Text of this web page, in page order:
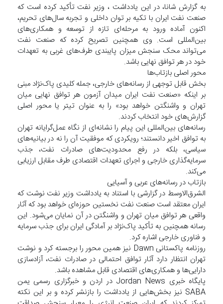
به گزارش شانا، در این یادداشت ، وزیر نفت تأکید کرده است که
صنعت نفت ایران با تکیه بر توان داخلی و تجربه سال‌های تحریم،
اکنون آماده ورود به مرحله‌ای تازه از توسعه و همکاری‌های
بین‌المللی است. وی همچنین تصریح کرده که صنعت نفت
می‌تواند محک سنجش میزان پایبندی طرف‌های غربی به تعهدات
خود در هر توافق نهایی باشد.
محور اصلی بازتاب‌ها
بخش قابل توجهی از رسانه‌های خارجی، جمله کلیدی پاک‌نژاد مبنی
بر اینکه «صنعت نفت ایران میدان آزمون هر توافق نهایی میان
تهران و واشنگتن خواهد بود» را به عنوان تیتر یا محور اصلی
گزارش‌های خود انتخاب کردند.
رسانه‌های بین‌المللی این پیام را نشانه‌ای از نگاه عمل‌گرایانه تهران
به توافق اخیر دانستند؛ رویکردی که موفقیت آن را نه در بیانیه‌های
سیاسی، بلکه در رفع محدودیت‌های صادرات نفت، جذب
سرمایه‌گذاری خارجی و اجرای تعهدات اقتصادی طرف مقابل ارزیابی
می‌کند.
بازتاب در رسانه‌های عربی و آسیایی
الشرق‌الاوسط در گزارشی با استناد به یادداشت وزیر نفت نوشت که
ایران معتقد است صنعت نفت نخستین حوزه‌ای خواهد بود که آثار
واقعی هر توافق میان تهران و واشنگتن در آن نمایان می‌شود. این
رسانه همچنین به تأکید پاک‌نژاد بر آمادگی ایران برای جذب سرمایه
و فناوری خارجی اشاره کرد.
روزنامه پاکستانی Dawn نیز همین محور را برجسته کرد و نوشت
تهران انتظار دارد آثار توافق احتمالی در صادرات نفت، آزادسازی
دارایی‌ها و همکاری‌های اقتصادی قابل مشاهده باشد.
پایگاه خبری Jordan News در اردن و خبرگزاری رسمی یمن
SABA نیز بخش‌هایی از یادداشت را بازنشر کرده و بر این نکته